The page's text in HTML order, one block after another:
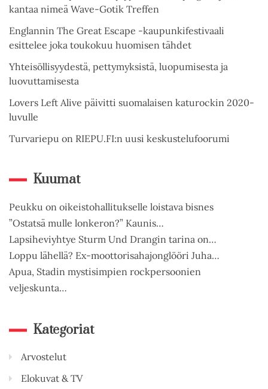
kantaa nimeä Wave-Gotik Treffen
Englannin The Great Escape -kaupunkifestivaali
esittelee joka toukokuu huomisen tähdet
Yhteisöllisyydestä, pettymyksistä, luopumisesta ja
luovuttamisesta
Lovers Left Alive päivitti suomalaisen katurockin 2020-
luvulle
Turvariepu on RIEPU.FI:n uusi keskustelufoorumi
Kuumat
Peukku on oikeistohallitukselle loistava bisnes
”Ostatsä mulle lonkeron?” Kaunis…
Lapsiheviyhtye Sturm Und Drangin tarina on…
Loppu lähellä? Ex-moottorisahajonglööri Juha…
Apua, Stadin mystisimpien rockpersoonien
veljeskunta…
Kategoriat
Arvostelut
Elokuvat & TV